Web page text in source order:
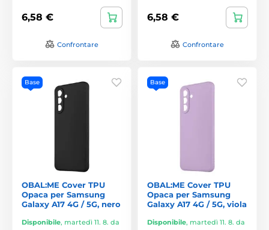
6,58 €
Confrontare
6,58 €
Confrontare
Base
OBAL:ME Cover TPU
Opaca per Samsung
Galaxy A17 4G / 5G, nero
Disponibile, martedì 11. 8. da
Base
OBAL:ME Cover TPU
Opaca per Samsung
Galaxy A17 4G / 5G, viola
Disponibile, martedì 11. 8. da